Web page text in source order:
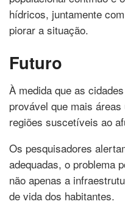
hídricos, juntamente
piorar a situação.
Futuro
À medida que as
provável que mais
regiões suscetíveis ao
Os pesquisadores
adequadas, o problema
não apenas a
de vida dos habitantes.